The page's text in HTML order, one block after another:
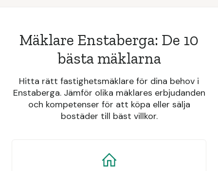
Mäklare Enstaberga: De 10
bästa mäklarna
Hitta rätt fastighetsmäklare för dina behov i
Enstaberga. Jämför olika mäklares erbjudanden
och kompetenser för att köpa eller sälja
bostäder till bäst villkor.